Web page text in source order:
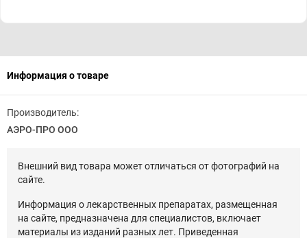
Информация о товаре
Производитель:
АЭРО-ПРО ООО
Внешний вид товара может отличаться от фотографий на
сайте.
Информация о лекарственных препаратах, размещенная
на сайте, предназначена для специалистов, включает
материалы из изданий разных лет. Приведенная